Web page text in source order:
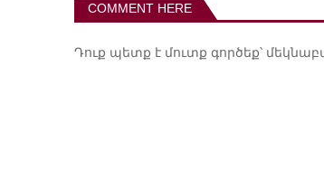
COMMENT HERE
Դուք պետք է մուտք գործեք՝